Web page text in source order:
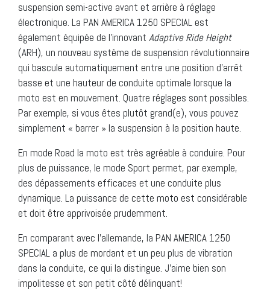
suspension semi-active avant et arrière à réglage
électronique. La PAN AMERICA 1250 SPECIAL est
également équipée de l’innovant Adaptive Ride Height
(ARH), un nouveau système de suspension révolutionnaire
qui bascule automatiquement entre une position d’arrêt
basse et une hauteur de conduite optimale lorsque la
moto est en mouvement. Quatre réglages sont possibles.
Par exemple, si vous êtes plutôt grand(e), vous pouvez
simplement « barrer » la suspension à la position haute.
En mode Road la moto est très agréable à conduire. Pour
plus de puissance, le mode Sport permet, par exemple,
des dépassements efficaces et une conduite plus
dynamique. La puissance de cette moto est considérable
et doit être apprivoisée prudemment.
En comparant avec l’allemande, la PAN AMERICA 1250
SPECIAL a plus de mordant et un peu plus de vibration
dans la conduite, ce qui la distingue. J’aime bien son
impolitesse et son petit côté délinquant!